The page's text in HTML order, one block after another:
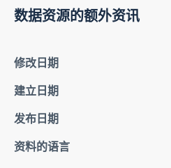
数据资源的额外资讯
修改日期
建立日期
发布日期
资料的语言